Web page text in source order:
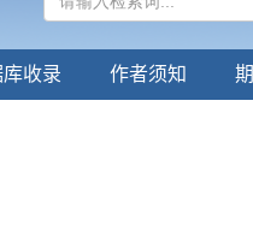
收录 作者须知